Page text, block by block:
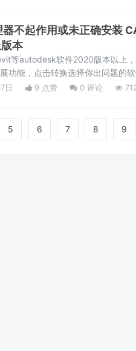
不起作用或未正确安装
本
等autodesk软件2020版本以上
功能，点击转换选择你出问题的
功依然许可错误，就用替换的方法
日 9 点赞 0 评论
5 6 7 8 9